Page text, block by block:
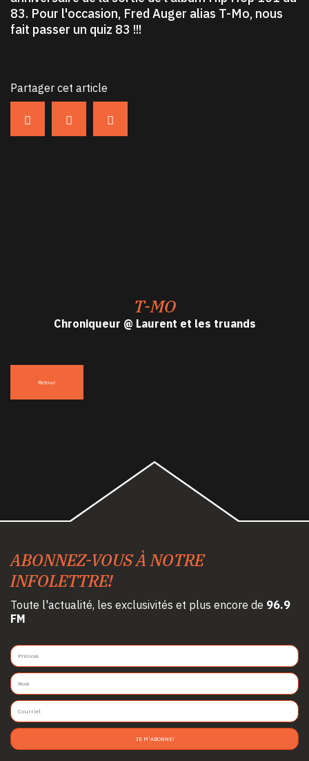
83. Pour l'occasion, Fred Auger alias T-Mo, nous
fait passer un quiz 83 !!!
Partager cet article
T-MO
Chroniqueur @ Laurent et les truands
Retour
ABONNEZ-VOUS À NOTRE
INFOLETTRE!
Toute l'actualité, les exclusivités et plus encore de 96.9
FM
JE M'ABONNE!